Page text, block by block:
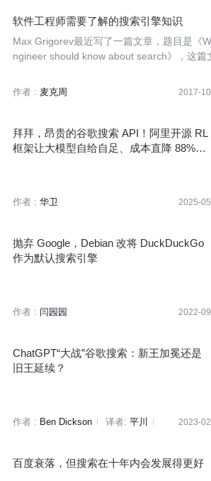
软件工程师需要了解的搜索引擎知识
Max Grigorev最近写了一篇文章，题目是《
ngineer should know about search》，这篇
个ElasticSearch集群，而没有深究背后的技
势。Max认为，除了搜索引擎自身的搜索问
点，看了他的文章，勾起了我多年前的想法
过自己实现一个搜索引擎，作为自己的研究
半天没有想出新的技术突破点（相较于已发
到了大数据相关的技术点。当时没有写出来
自己的一些积累，聊聊作为一名软件工程师，
作者 : 麦克周 2017-
拜拜，昂贵的谷歌搜索 API！阿里开源 RL
框架让大模型自给自足、成本直降 88%，
作者 : 华卫 2025-
抛弃 Google，Debian 改将 DuckDuckGo
作为默认搜索引擎
作者 : 闫园园 2022-
ChatGPT“大战”谷歌搜索：新王加冕还是
旧王延续？
作者 : Ben Dickson 译者: 平川
2023-
百度衰落，但搜索在十年内会发展得更好